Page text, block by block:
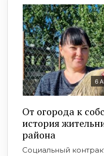
6
От огорода к
история
района
Социальный